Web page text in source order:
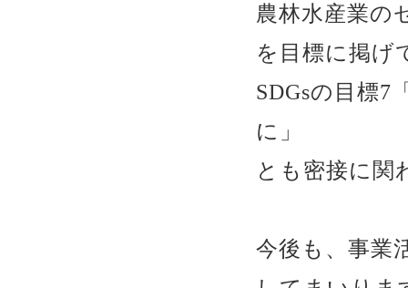
農林水産業の
を目標に掲げ
SDGsの目標7
に」
とも密接に関
今後も、事業